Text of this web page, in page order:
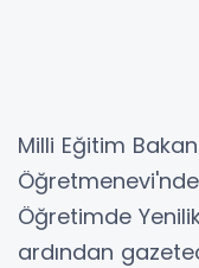
Milli Eğitim
Öğretimde
ardından